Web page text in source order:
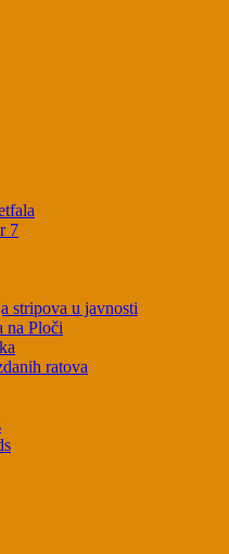
7
stripova u javnosti
na Ploči
ratova